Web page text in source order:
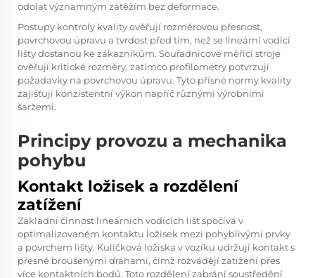
odolat významným zátěžím bez deformace.
Postupy kontroly kvality ověřují rozměrovou přesnost,
povrchovou úpravu a tvrdost před tím, než se lineární vodící
lišty dostanou ke zákazníkům. Souřadnicové měřicí stroje
ověřují kritické rozměry, zatímco profilometry potvrzují
požadavky na povrchovou úpravu. Tyto přísné normy kvality
zajišťují konzistentní výkon napříč různými výrobními
šaržemi.
Principy provozu a mechanika
pohybu
Kontakt ložisek a rozdělení
zatížení
Základní činnost lineárních vodících lišt spočívá v
optimalizovaném kontaktu ložisek mezi pohyblivými prvky
a povrchem lišty. Kuličková ložiska v vozíku udržují kontakt s
přesně broušenými dráhami, čímž rozvádějí zatížení přes
více kontaktních bodů. Toto rozdělení zabrání soustředění